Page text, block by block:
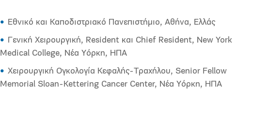
Εθνικό και Καποδιστριακό Πανεπιστήμιο, Aθήνα, Ελλάς
Γενική Χειρουργική, Resident και Chief Resident, New York
Medical College, Nέα Υόρκη, ΗΠΑ
Χειρουργική Ογκολογία Κεφαλής-Τραχήλου, Senior Fellow
Memorial Sloan-Kettering Cancer Center, Νέα Υόρκη, ΗΠΑ